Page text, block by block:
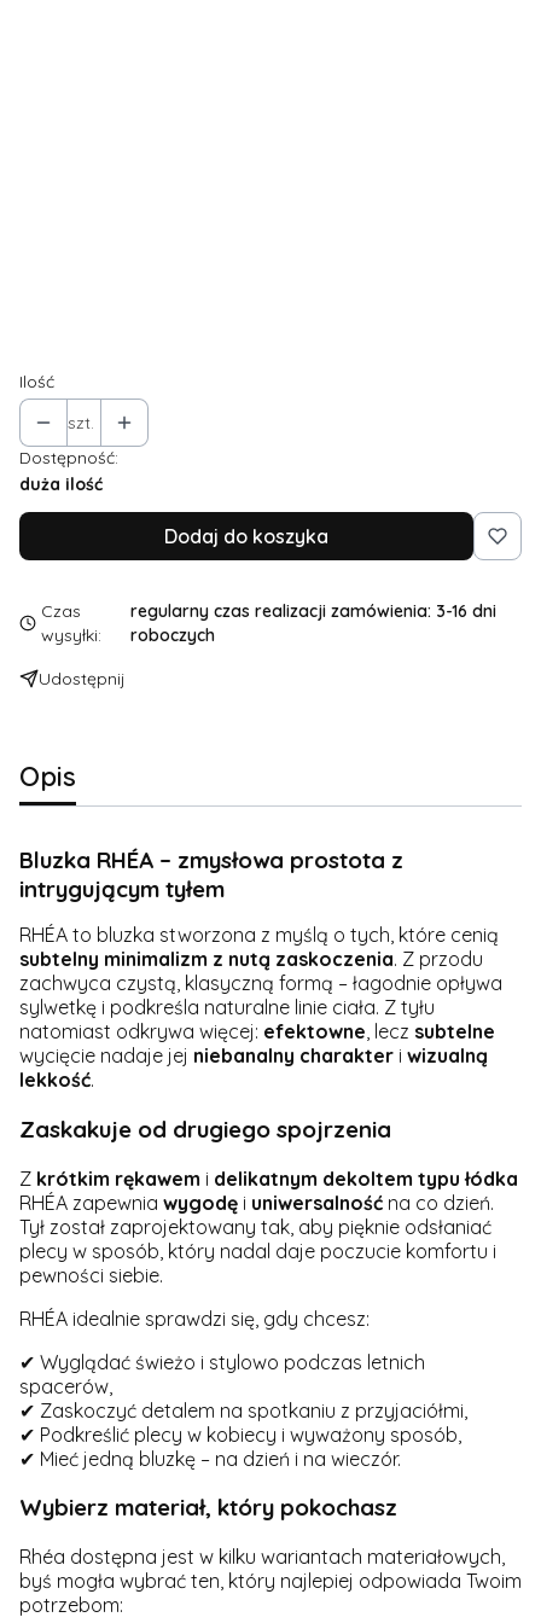
Ilość
szt.
Dostępność:
duża ilość
Dodaj do koszyka
Czas
wysyłki:
regularny czas realizacji zamówienia: 3-16 dni
roboczych
Udostępnij
Opis
Bluzka RHÉA – zmysłowa prostota z
intrygującym tyłem
RHÉA to bluzka stworzona z myślą o tych, które cenią
subtelny minimalizm z nutą zaskoczenia. Z przodu
zachwyca czystą, klasyczną formą – łagodnie opływa
sylwetkę i podkreśla naturalne linie ciała. Z tyłu
natomiast odkrywa więcej: efektowne, lecz subtelne
wycięcie nadaje jej niebanalny charakter i wizualną
lekkość.
Zaskakuje od drugiego spojrzenia
Z krótkim rękawem i delikatnym dekoltem typu łódka
RHÉA zapewnia wygodę i uniwersalność na co dzień.
Tył został zaprojektowany tak, aby pięknie odsłaniać
plecy w sposób, który nadal daje poczucie komfortu i
pewności siebie.
RHÉA idealnie sprawdzi się, gdy chcesz:
✔ Wyglądać świeżo i stylowo podczas letnich
spacerów,
✔ Zaskoczyć detalem na spotkaniu z przyjaciółmi,
✔ Podkreślić plecy w kobiecy i wyważony sposób,
✔ Mieć jedną bluzkę – na dzień i na wieczór.
Wybierz materiał, który pokochasz
Rhéa dostępna jest w kilku wariantach materiałowych,
byś mogła wybrać ten, który najlepiej odpowiada Twoim
potrzebom: